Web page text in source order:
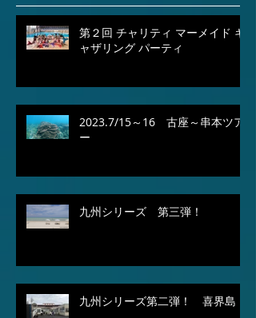
第２回 チャリティ マーメイド ギ
ャザリング パーティ
2023.7/15～16 古座～串本ツア
ー
九州シリーズ 第三弾！
九州シリーズ第二弾！ 喜界島